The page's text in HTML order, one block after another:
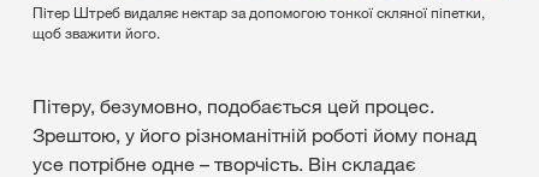
Пітер Штреб видаляє нектар за допомогою тонкої скляної піпетки,
щоб зважити його.
Пітеру, безумовно, подобається цей процес.
Зрештою, у його різноманітній роботі йому понад
усе потрібне одне – творчість. Він складає